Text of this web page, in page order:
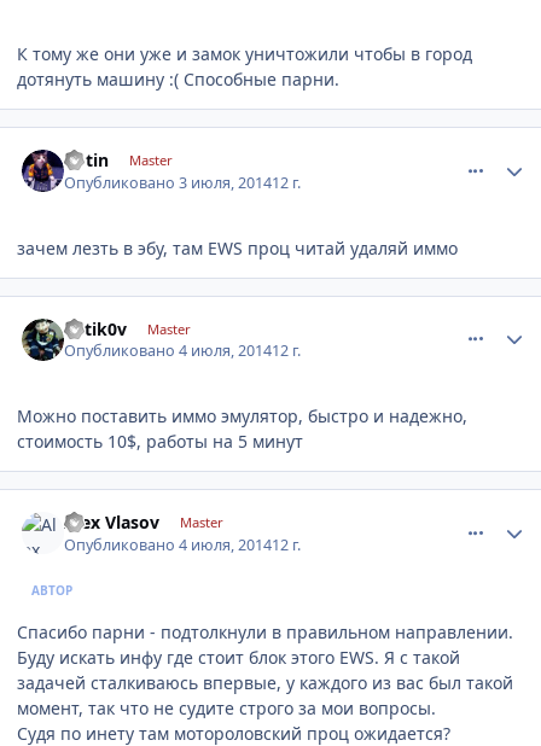
К тому же они уже и замок уничтожили чтобы в город
дотянуть машину :( Способные парни.
kotin Master
Опубликовано3 июля, 201412 г.
зачем лезть в эбу, там EWS проц читай удаляй иммо
k0tik0v Master
Опубликовано4 июля, 201412 г.
Можно поставить иммо эмулятор, быстро и надежно,
стоимость 10$, работы на 5 минут
Alex Vlasov Master
Опубликовано4 июля, 201412 г.
АВТОР
Спасибо парни - подтолкнули в правильном направлении.
Буду искать инфу где стоит блок этого EWS. Я с такой
задачей сталкиваюсь впервые, у каждого из вас был такой
момент, так что не судите строго за мои вопросы.
Судя по инету там мотороловский проц ожидается?